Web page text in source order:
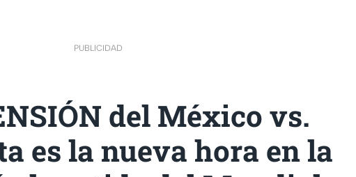
PUBLICIDAD
del México vs.
es la nueva hora en la